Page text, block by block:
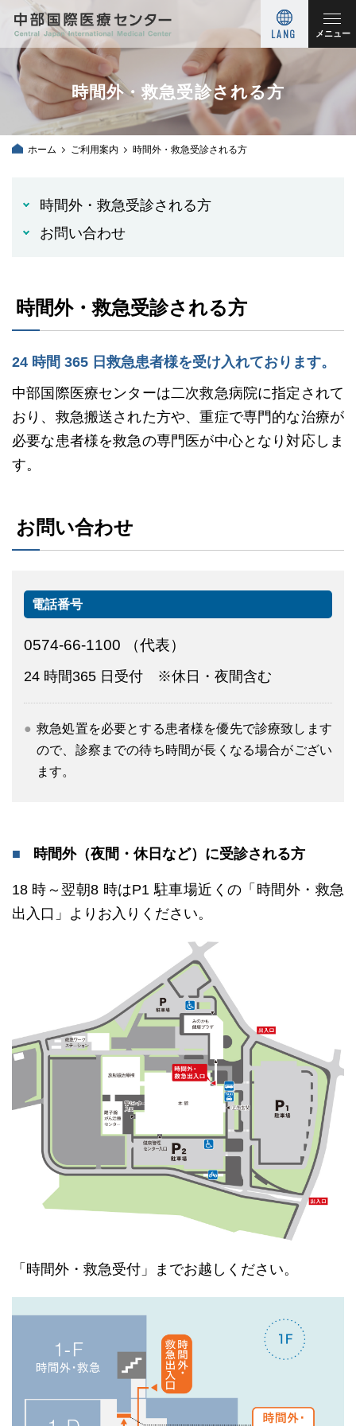
LANG メニュー
時間外・救急受診される方
ホーム ご利用案内 時間外・救急受診される方
時間外・救急受診される方
お問い合わせ
時間外・救急受診される方
24 時間 365 日救急患者様を受け入れております。
中部国際医療センターは二次救急病院に指定されて
おり、救急搬送された方や、重症で専門的な治療が
必要な患者様を救急の専門医が中心となり対応しま
す。
お問い合わせ
電話番号
0574-66-1100 （代表）
24 時間365 日受付 ※休日・夜間含む
救急処置を必要とする患者様を優先で診療致します
ので、診察までの待ち時間が長くなる場合がござい
ます。
時間外（夜間・休日など）に受診される方
18 時～翌朝8 時はP1 駐車場近くの「時間外・救急
出入口」よりお入りください。
「時間外・救急受付」までお越しください。